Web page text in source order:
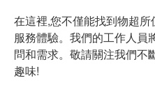
在這裡,您不僅能找到物超
服務體驗。我們的工作人員
問和需求。敬請關注我們不
趣味!